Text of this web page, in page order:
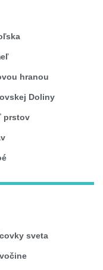
hranou
Doliny
prstov
sveta